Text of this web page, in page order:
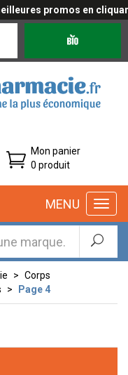
promos en cliquant ici
Mon panier
0 produit
MENU
Corps
Page 4